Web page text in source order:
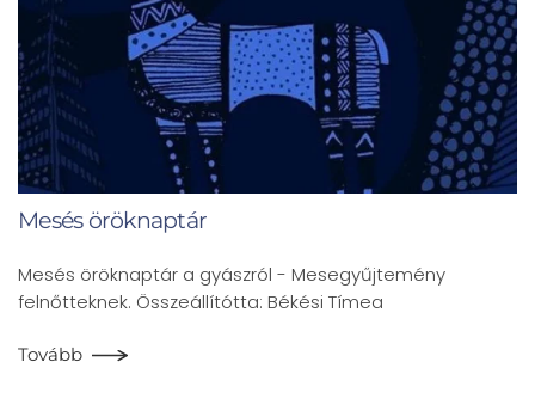
Mesés öröknaptár
Mesés öröknaptár a gyászról - Mesegyűjtemény
felnőtteknek. Összeállítótta: Békési Tímea
Tovább